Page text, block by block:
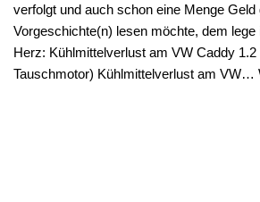
verfolgt und auch schon eine Menge
Vorgeschichte(n) lesen möchte, dem lege
Herz: Kühlmittelverlust am VW Caddy 1.2
Tauschmotor) Kühlmittelverlust am VW…